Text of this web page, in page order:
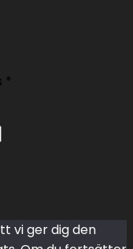
*
vi ger dig den